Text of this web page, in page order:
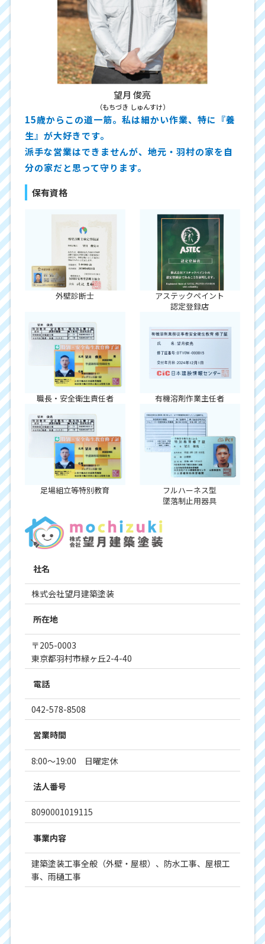
望月 俊亮
（もちづき しゅんすけ）
15歳からこの道一筋。私は細かい作業、特に『養
生』が大好きです。
派手な営業はできませんが、地元・羽村の家を自
分の家だと思って守ります。
保有資格
外壁診断士
アステックペイント
認定登録店
職長・安全衛生責任者 有機溶剤作業主任者
足場組立等特別教育
フルハーネス型
墜落制止用器具
社名
株式会社望月建築塗装
所在地
〒205-0003
東京都羽村市緑ヶ丘2-4-40
電話
042-578-8508
営業時間
8:00～19:00 日曜定休
法人番号
8090001019115
事業内容
建築塗装工事全般（外壁・屋根）、防水工事、屋根工
事、雨樋工事